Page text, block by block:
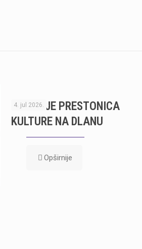
4. jul 2026.
TREBINJE PRESTONICA
KULTURE NA DLANU
Opširnije